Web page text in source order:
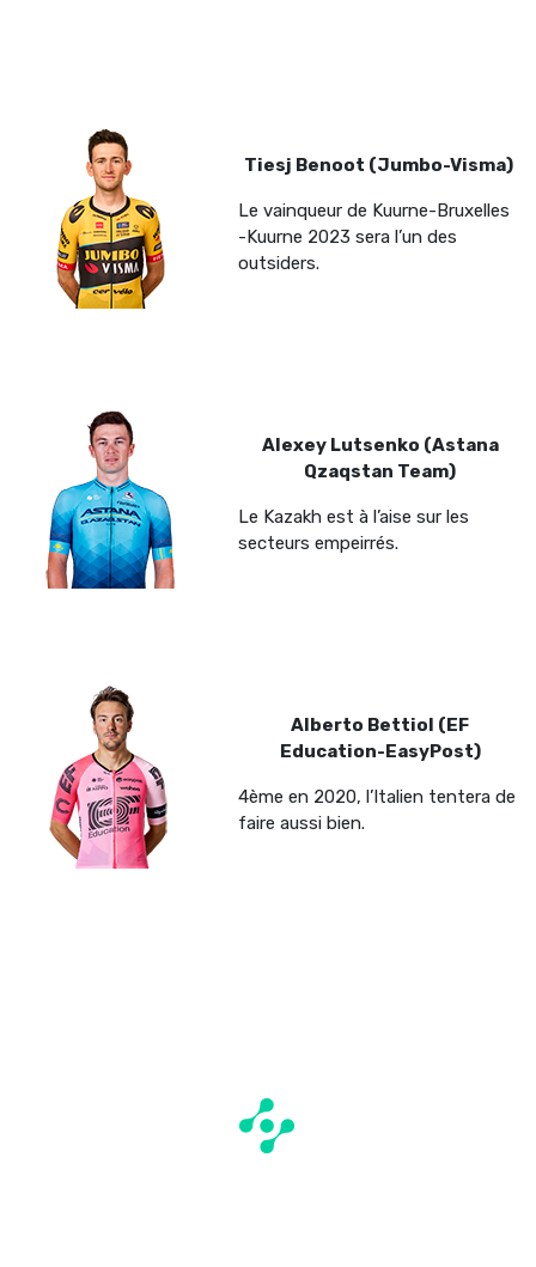
Tiesj Benoot (Jumbo-Visma)
Le vainqueur de Kuurne-Bruxelles
-Kuurne 2023 sera l’un des
outsiders.
Alexey Lutsenko (Astana
Qzaqstan Team)
Le Kazakh est à l’aise sur les
secteurs empeirrés.
Alberto Bettiol (EF
Education-EasyPost)
4ème en 2020, l’Italien tentera de
faire aussi bien.